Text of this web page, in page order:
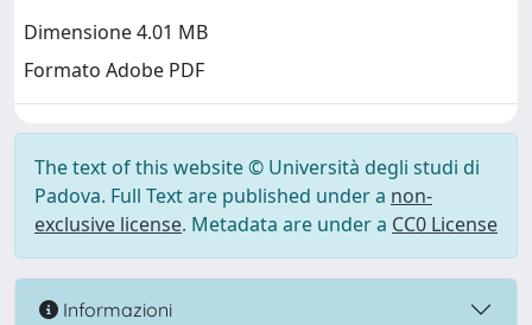
Dimensione 4.01 MB
Formato Adobe PDF
The text of this website © Università degli studi di
Padova. Full Text are published under a non-
exclusive license. Metadata are under a CC0 License
Informazioni